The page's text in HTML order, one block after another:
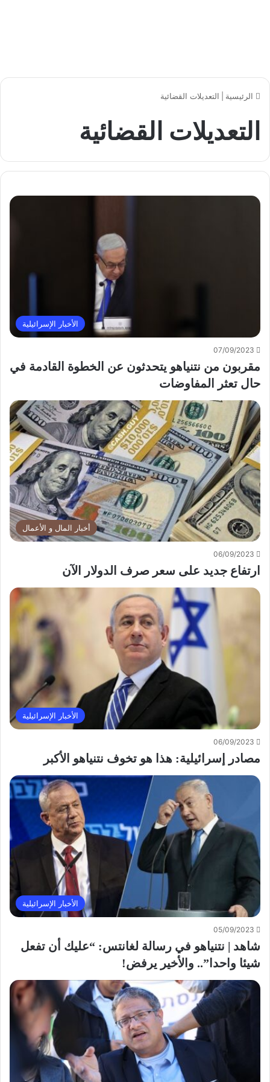
الرئيسية التعديلات القضائية
التعديلات القضائية
الأخبار الإسرائيلية
07/09/2023
مقربون من نتنياهو يتحدثون عن الخطوة القادمة في
حال تعثر المفاوضات
أخبار المال و الأعمال
06/09/2023
ارتفاع جديد على سعر صرف الدولار الآن
الأخبار الإسرائيلية
06/09/2023
مصادر إسرائيلية: هذا هو تخوف نتنياهو الأكبر
الأخبار الإسرائيلية
05/09/2023
شاهد | نتنياهو في رسالة لغانتس: “عليك أن تفعل
شيئا واحدا”.. والأخير يرفض!